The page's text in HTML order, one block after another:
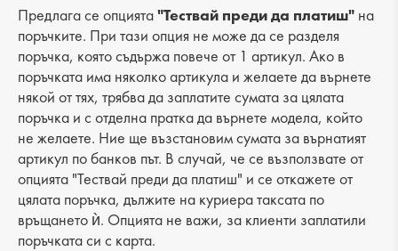
Вид на продукта: ежедневна
Лицев материал: еко кожа
Хастар: текстил
Ширина: 24 cm
Височина: 31 cm
Дъно: 12 cm
Брой отделения: 1
Предлага се опцията"Тествай преди да платиш" на
поръчките. При тази опция не може да се разделя
поръчка, която съдържа повече от 1 артикул. Ако в
поръчката има няколко артикула и желаете да върнете
някой от тях, трябва да заплатите сумата за цялата
поръчка и с отделна пратка да върнете модела, който
не желаете. Ние ще възстановим сумата за върнатият
артикул по банков път. В случай, че се възползвате от
опцията "Тествай преди да платиш" и се откажете от
цялата поръчка, дължите на куриера таксата по
връщането ѝ. Опцията не важи, за клиенти заплатили
поръчката си с карта.